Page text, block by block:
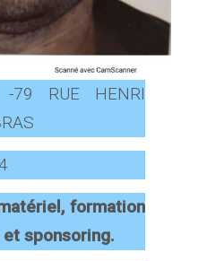
-79 RUE HENRI
formation
sponsoring.